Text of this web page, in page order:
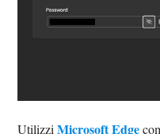
UtilizziMicrosoft Edge